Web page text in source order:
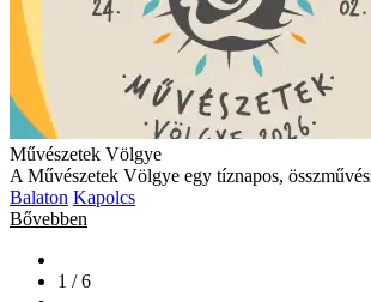
Művészetek Völgye
A Művészetek Völgye egy tíznapos,
Balaton Kapolcs
Bővebben
1 / 6